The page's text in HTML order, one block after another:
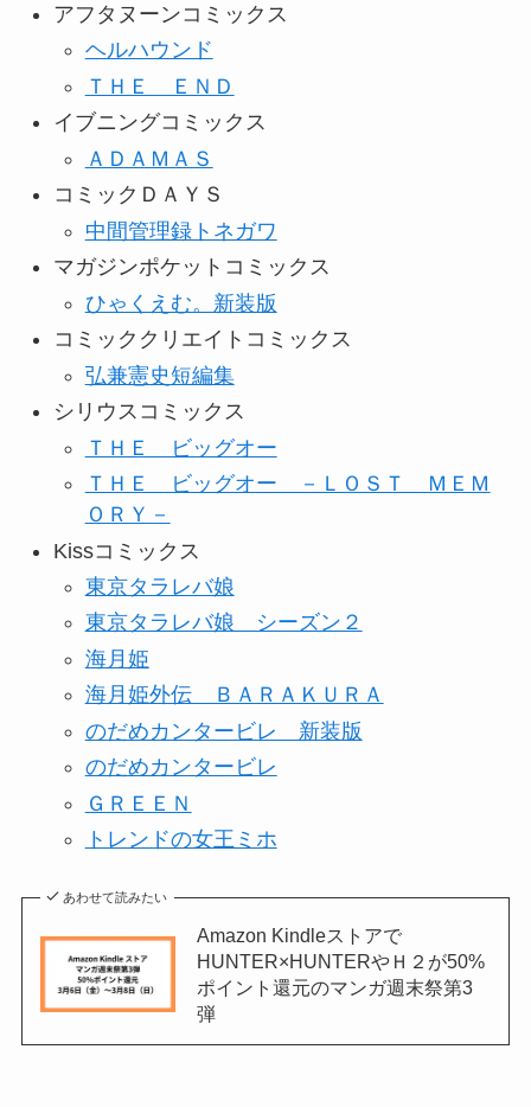
アフタヌーンコミックス
ヘルハウンド
ＴＨＥ ＥＮＤ
イブニングコミックス
ＡＤＡＭＡＳ
コミックＤＡＹＳ
中間管理録トネガワ
マガジンポケットコミックス
ひゃくえむ。新装版
コミッククリエイトコミックス
弘兼憲史短編集
シリウスコミックス
ＴＨＥ ビッグオー
ＴＨＥ ビッグオー －ＬＯＳＴ ＭＥＭ
ＯＲＹ－
Kissコミックス
東京タラレバ娘
東京タラレバ娘 シーズン２
海月姫
海月姫外伝 ＢＡＲＡＫＵＲＡ
のだめカンタービレ 新装版
のだめカンタービレ
ＧＲＥＥＮ
トレンドの女王ミホ
あわせて読みたい
Amazon Kindleストアで
HUNTER×HUNTERやＨ２が50%
ポイント還元のマンガ週末祭第3
弾